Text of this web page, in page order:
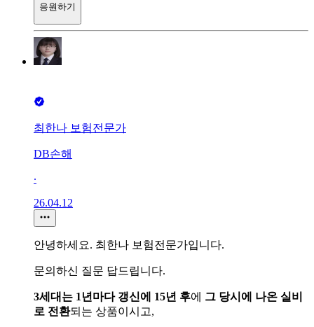
응원하기
최한나 보험전문가
DB손해
∙
26.04.12
안녕하세요. 최한나 보험전문가입니다.
문의하신 질문 답드립니다.
3세대는 1년마다 갱신에 15년 후에 그 당시에 나온 실비
로 전환되는 상품이시고,